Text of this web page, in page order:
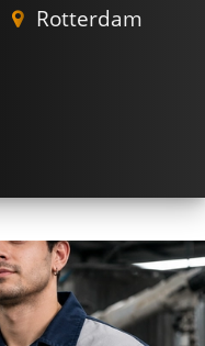
Rotterdam